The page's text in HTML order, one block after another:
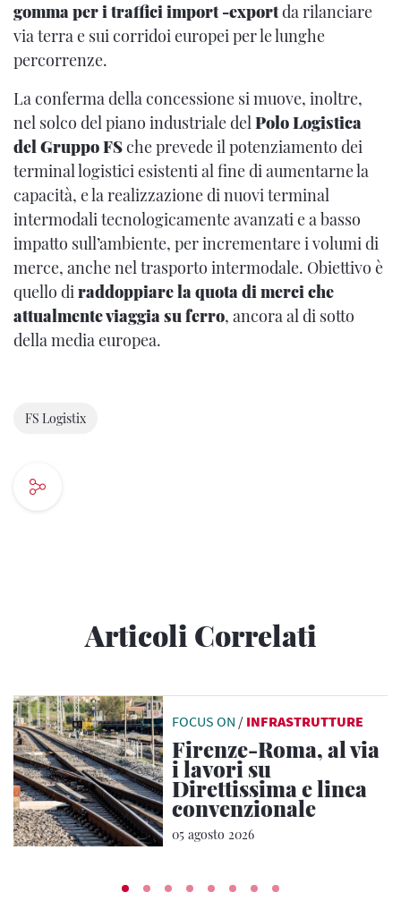
gomma per i traffici import -exportda rilanciare
via terra e sui corridoi europei per le lunghe
percorrenze.
La conferma della concessione si muove, inoltre,
nel solco del piano industriale delPolo Logistica
del Gruppo FSche prevede il potenziamento dei
terminal logistici esistenti al fine di aumentarne la
capacità, e la realizzazione di nuovi terminal
intermodali tecnologicamente avanzati e a basso
impatto sull’ambiente, per incrementare i volumi di
merce, anche nel trasporto intermodale. Obiettivo è
quello diraddoppiare la quota di merci che
attualmente viaggia su ferro, ancora al di sotto
della media europea.
FS Logistix
Articoli Correlati
FOCUS ON / INFRASTRUTTURE
Firenze-Roma, al via
i lavori su
Direttissima e linea
convenzionale
05 agosto 2026